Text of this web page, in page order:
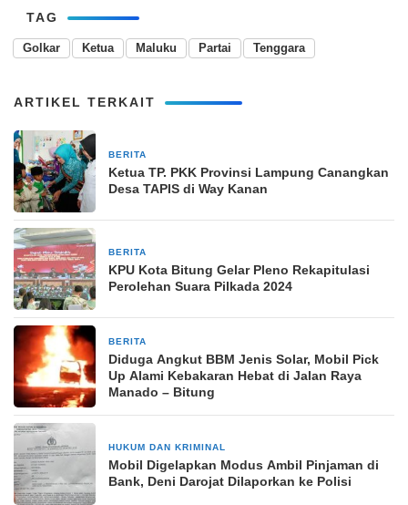
TAG
Golkar Ketua Maluku Partai Tenggara
ARTIKEL TERKAIT
BERITA
Ketua TP. PKK Provinsi Lampung Canangkan
Desa TAPIS di Way Kanan
BERITA
KPU Kota Bitung Gelar Pleno Rekapitulasi
Perolehan Suara Pilkada 2024
BERITA
Diduga Angkut BBM Jenis Solar, Mobil Pick
Up Alami Kebakaran Hebat di Jalan Raya
Manado – Bitung
HUKUM DAN KRIMINAL
Mobil Digelapkan Modus Ambil Pinjaman di
Bank, Deni Darojat Dilaporkan ke Polisi